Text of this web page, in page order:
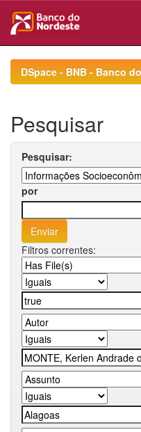
navigationDSpace - BNB - Banco
Pesquisar
Pesquisar:
por
Filtros correntes: